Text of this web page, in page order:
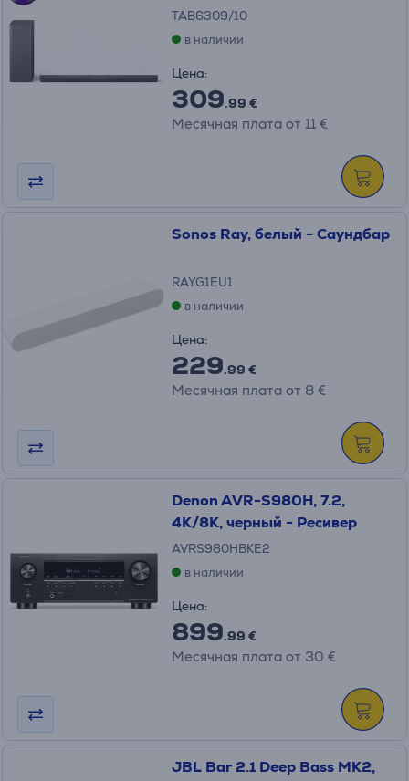
TAB6309/10
в наличии
Цена:
309.99 €
Месячная плата от 11 €
Sonos Ray, белый - Саундбар
RAYG1EU1
в наличии
Цена:
229.99 €
Месячная плата от 8 €
Denon AVR-S980H, 7.2,
4K/8K, черный - Ресивер
AVRS980HBKE2
в наличии
Цена:
899.99 €
Месячная плата от 30 €
JBL Bar 2.1 Deep Bass MK2,